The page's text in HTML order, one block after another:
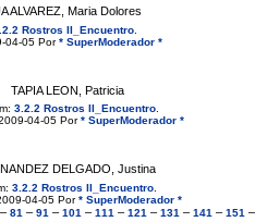
ALVAREZ, Maria Dolores
Rostros II_Encuentro
04-05 Por* SuperModerador *
TAPIA LEON, Patricia
3.2.2 Rostros II_Encuentro.
04-05 Por* SuperModerador *
DELGADO, Justina
3.2.2 Rostros II_Encuentro
04-05 Por* SuperModerador *
– 81 – 91 – 101 – 111 – 121 – 131 – 141 – 151